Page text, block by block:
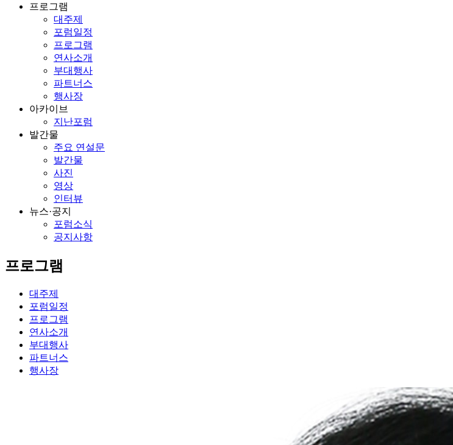
프로그램
대주제
포럼일정
프로그램
연사소개
부대행사
파트너스
행사장
아카이브
지난포럼
발간물
주요 연설문
발간물
사진
영상
인터뷰
뉴스·공지
포럼소식
공지사항
프로그램
대주제
포럼일정
프로그램
연사소개
부대행사
파트너스
행사장